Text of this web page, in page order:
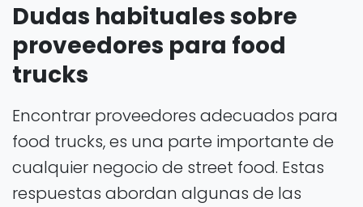
Dudas habituales sobre
proveedores para food
trucks
Encontrar proveedores adecuados para
food trucks, es una parte importante de
cualquier negocio de street food. Estas
respuestas abordan algunas de las